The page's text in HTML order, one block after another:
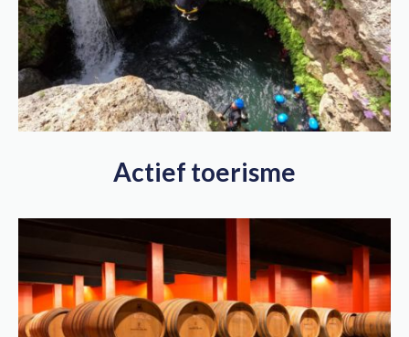
Actief toerisme